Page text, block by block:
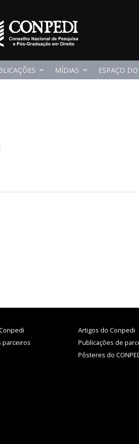
MÍDIAS ESPAÇO
parceiros
Artigos do Conpedi
Publicações de
Pôsteres do